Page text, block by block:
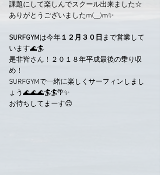
課題にして楽しんでスクール出来ました☆
ありがとうございましたm(__)m✨
SURFGYMは今年１２月３０日 まで営業して
います🌊🏄
是非皆さん！２０１８年平成最後の乗り収
め！
SURFGYMで一緒に楽しくサーフィンしまし
ょう🌊🌊🌊🏄🏄🌴✨
お待ちしてまーす😊